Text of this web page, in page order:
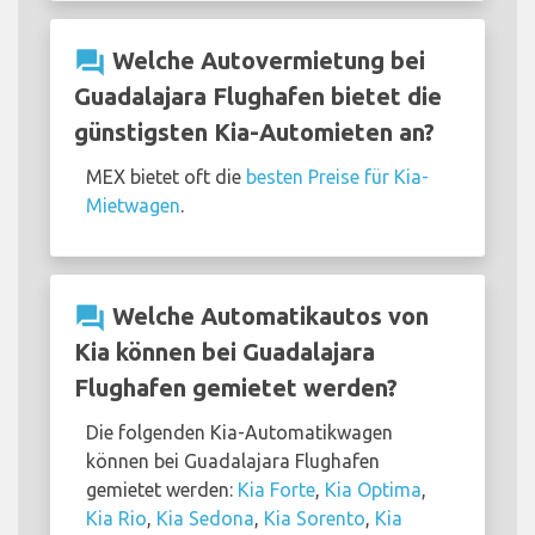
question_answer Welche Autovermietung bei
Guadalajara Flughafen bietet die
günstigsten Kia-Automieten an?
MEX bietet oft die besten Preise für Kia-
Mietwagen.
question_answer Welche Automatikautos von
Kia können bei Guadalajara
Flughafen gemietet werden?
Die folgenden Kia-Automatikwagen
können bei Guadalajara Flughafen
gemietet werden: Kia Forte, Kia Optima,
Kia Rio, Kia Sedona, Kia Sorento, Kia